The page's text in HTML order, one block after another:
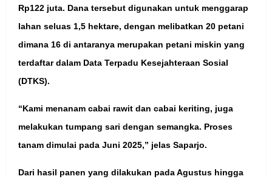
Rp122 juta. Dana tersebut digunakan untuk menggarap
lahan seluas 1,5 hektare, dengan melibatkan 20 petani
dimana 16 di antaranya merupakan petani miskin yang
terdaftar dalam Data Terpadu Kesejahteraan Sosial
(DTKS).
“Kami menanam cabai rawit dan cabai keriting, juga
melakukan tumpang sari dengan semangka. Proses
tanam dimulai pada Juni 2025,” jelas Saparjo.
Dari hasil panen yang dilakukan pada Agustus hingga